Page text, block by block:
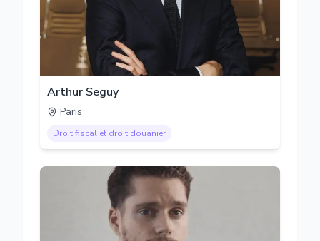
Arthur Seguy
Paris
Droit fiscal et droit douanier